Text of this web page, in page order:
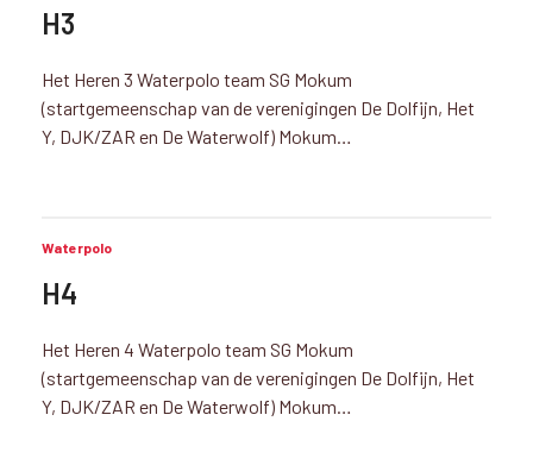
H3
Het Heren 3 Waterpolo team SG Mokum
(startgemeenschap van de verenigingen De Dolfijn, Het
Y, DJK/ZAR en De Waterwolf) Mokum…
Waterpolo
H4
Het Heren 4 Waterpolo team SG Mokum
(startgemeenschap van de verenigingen De Dolfijn, Het
Y, DJK/ZAR en De Waterwolf) Mokum…